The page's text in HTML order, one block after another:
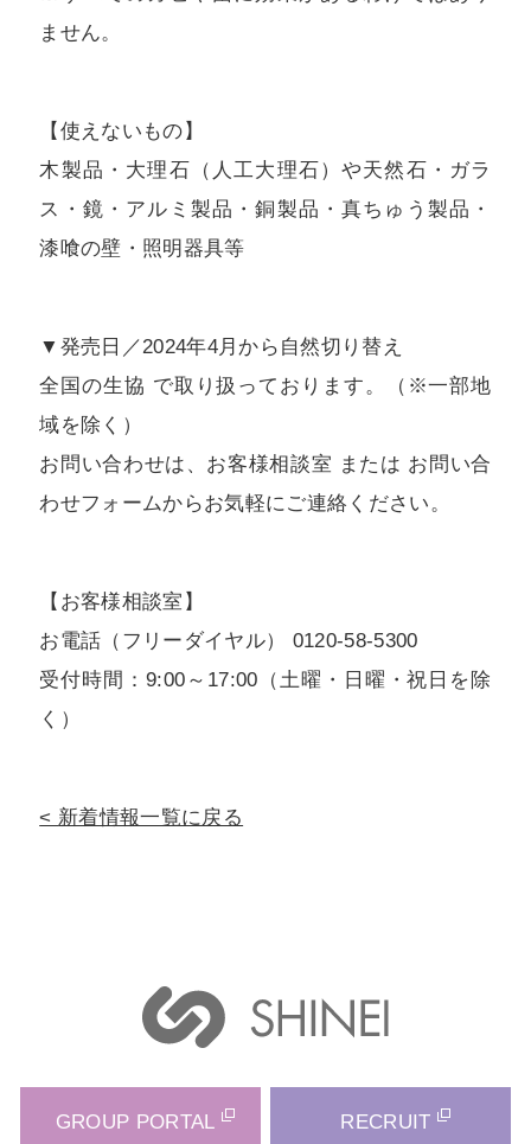
ません。
【使えないもの】
木製品・大理石（人工大理石）や天然石・ガラ
ス・鏡・アルミ製品・銅製品・真ちゅう製品・
漆喰の壁・照明器具等
▼発売日／2024年4月から自然切り替え
全国の生協 で取り扱っております。（※一部地
域を除く）
お問い合わせは、お客様相談室 または お問い合
わせフォームからお気軽にご連絡ください。
【お客様相談室】
お電話（フリーダイヤル） 0120-58-5300
受付時間：9:00～17:00（土曜・日曜・祝日を除
く）
新着情報一覧に戻る
GROUP PORTAL RECRUIT